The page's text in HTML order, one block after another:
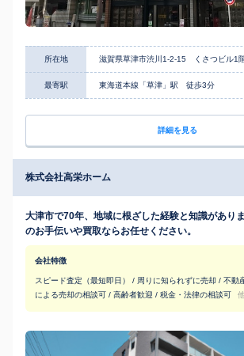
所在地 滋賀県草津市渋川1-2-15 くさつビル1
最寄駅 東海道本線「草津」駅 徒歩3分
詳細を見る
株式会社高栄ホーム
大津市で70年、地域に根ざした経験と知識があり
のお手伝いや買取ならお任せください。
会社特徴
スピード査定（最短即日） / 周りに知られずに売却 / 不動
による売却の相談可 / 高齢者歓迎 / 税金・法律の相談可